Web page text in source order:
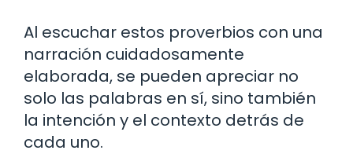
Al escuchar estos proverbios con una
narración cuidadosamente
elaborada, se pueden apreciar no
solo las palabras en sí, sino también
la intención y el contexto detrás de
cada uno.